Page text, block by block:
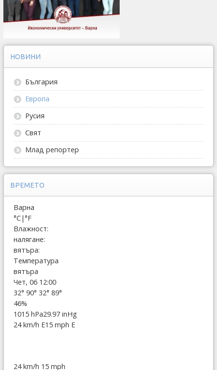
НОВИНИ
България
Европа
Русия
Свят
Млад репортер
ВРЕМЕТО
Варна
°C|°F
Влажност:
налягане:
вятъра:
Температура
вятъра
Чет, 06 12:00
32° 90° 32° 89°
46%
1015 hPa29.97 inHg
24 km/h E15 mph E
24 km/h 15 mph